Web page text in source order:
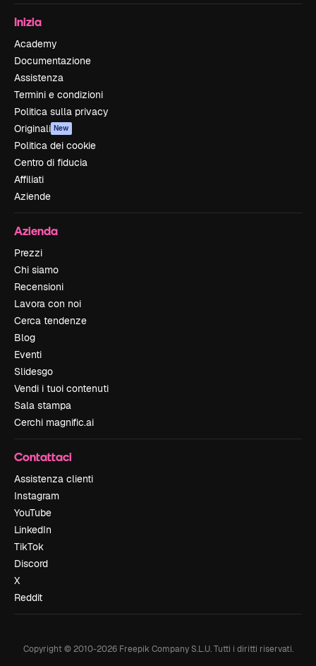
Inizia
Academy
Documentazione
Assistenza
Termini e condizioni
Politica sulla privacy
Originali New
Politica dei cookie
Centro di fiducia
Affiliati
Aziende
Azienda
Prezzi
Chi siamo
Recensioni
Lavora con noi
Cerca tendenze
Blog
Eventi
Slidesgo
Vendi i tuoi contenuti
Sala stampa
Cerchi magnific.ai
Contattaci
Assistenza clienti
Instagram
YouTube
LinkedIn
TikTok
Discord
X
Reddit
Copyright © 2010-2026Freepik Company S.L.U. Tutti i diritti riservati.